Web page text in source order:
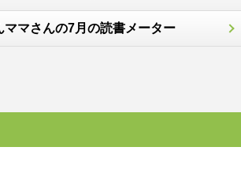
ママさんの7月の読書メーター